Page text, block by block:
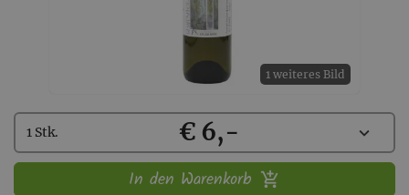
1 weiteres Bild
Kaufen
Wählen
Sie
1 Stk. € 6,- expand_more
In den Warenkorb